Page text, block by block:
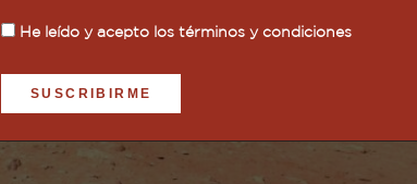
He leído y acepto los términos y condiciones